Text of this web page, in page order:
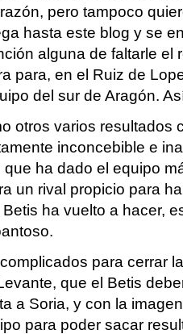
pero tampoco
hasta este blog y se
alguna de faltarle el
para, en el Ruiz de
del sur de Aragón.
otros varios resultados
inconcebible e
ha dado el equipo
un rival propicio para
ha vuelto a hacer,
para cerrar
que el Betis
a Soria, y con la
para poder sacar